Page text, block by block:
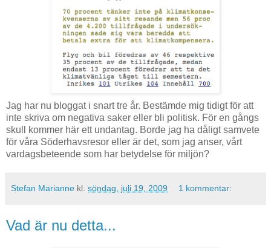
Jag har nu bloggat i snart tre år. Bestämde mig tidigt för att
inte skriva om negativa saker eller bli politisk. För en gångs
skull kommer här ett undantag. Borde jag ha dåligt samvete
för våra Söderhavsresor eller är det, som jag anser, vårt
vardagsbeteende som har betydelse för miljön?
Stefan Marianne kl. söndag, juli 19, 2009 1 kommentar:
Vad är nu detta...